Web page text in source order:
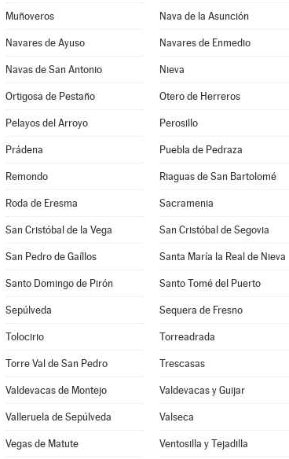
Muñoveros Nava de la Asunción
Navares de Ayuso Navares de Enmedio
Navas de San Antonio Nieva
Ortigosa de Pestaño Otero de Herreros
Pelayos del Arroyo Perosillo
Prádena Puebla de Pedraza
Remondo Riaguas de San Bartolomé
Roda de Eresma Sacramenia
San Cristóbal de la Vega San Cristóbal de Segovia
San Pedro de Gaíllos Santa María la Real de Nieva
Santo Domingo de Pirón Santo Tomé del Puerto
Sepúlveda Sequera de Fresno
Tolocirio Torreadrada
Torre Val de San Pedro Trescasas
Valdevacas de Montejo Valdevacas y Guijar
Valleruela de Sepúlveda Valseca
Vegas de Matute Ventosilla y Tejadilla